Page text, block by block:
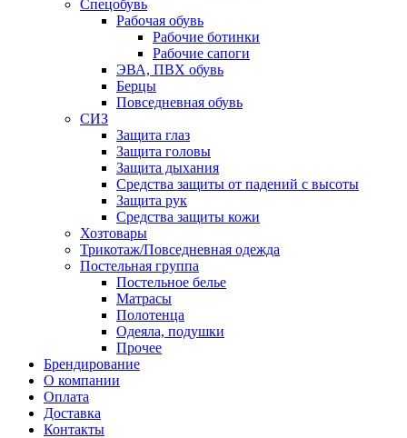
Спецобувь
Рабочая обувь
Рабочие ботинки
Рабочие сапоги
ЭВА, ПВХ обувь
Берцы
Повседневная обувь
СИЗ
Защита глаз
Защита головы
Защита дыхания
Средства защиты от падений с высоты
Защита рук
Средства защиты кожи
Хозтовары
Трикотаж/Повседневная одежда
Постельная группа
Постельное белье
Матрасы
Полотенца
Одеяла, подушки
Прочее
Брендирование
О компании
Оплата
Доставка
Контакты